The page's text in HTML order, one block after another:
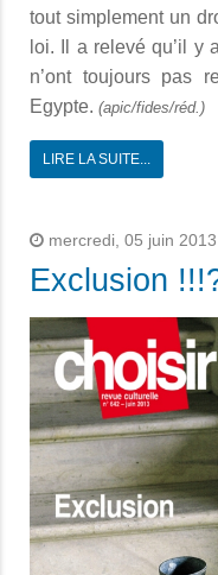
tout simplement un
loi. Il a relevé qu’il y
n’ont toujours pas
Egypte. (apic/fides/réd.)
LIRE LA SUITE...
mercredi, 05 juin
Exclusion